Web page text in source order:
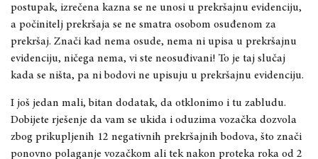
postupak, izrečena kazna se ne unosi u prekršajnu evidenciju,
a počinitelj prekršaja se ne smatra osobom osuđenom za
prekršaj. Znači kad nema osude, nema ni upisa u prekršajnu
evidenciju, ničega nema, vi ste neosuđivani! To je taj slučaj
kada se ništa, pa ni bodovi ne upisuju u prekršajnu evidenciju.
I još jedan mali, bitan dodatak, da otklonimo i tu zabludu.
Dobijete rješenje da vam se ukida i oduzima vozačka dozvola
zbog prikupljenih 12 negativnih prekršajnih bodova, što znači
ponovno polaganje vozačkom ali tek nakon proteka roka od 2